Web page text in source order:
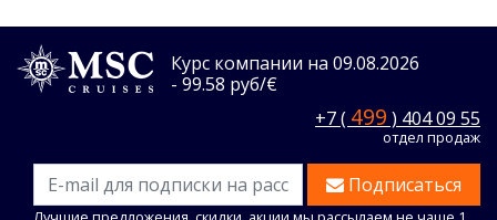
Курс компании на 09.08.2026
- 99.58 руб/€
+7 ( 499 ) 404 09 55
отдел продаж
Подписаться